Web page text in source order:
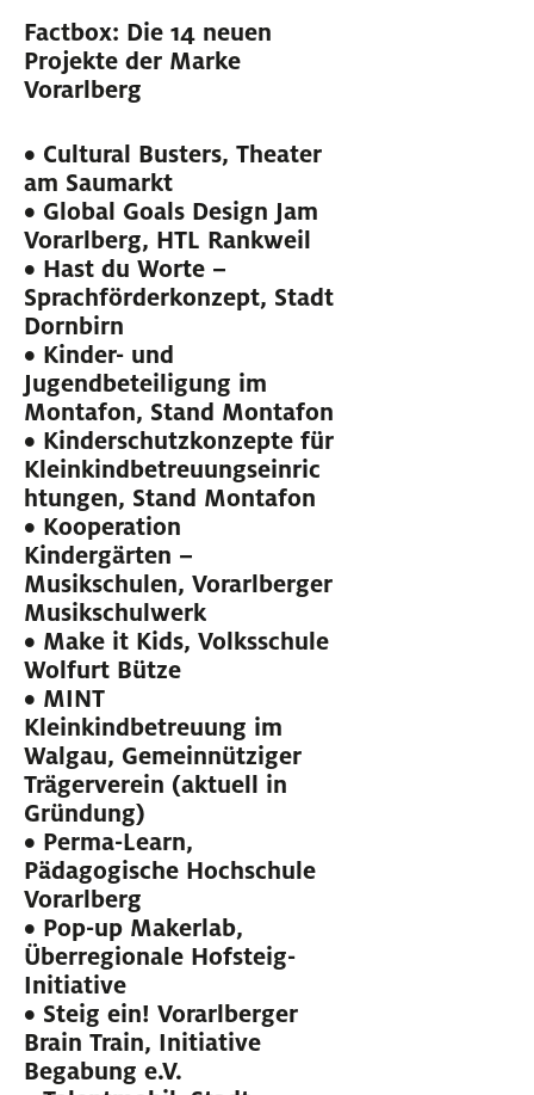
Factbox: Die 14 neuen
Projekte der Marke
Vorarlberg
• Cultural Busters, Theater
am Saumarkt
• Global Goals Design Jam
Vorarlberg, HTL Rankweil
• Hast du Worte –
Sprachförderkonzept, Stadt
Dornbirn
• Kinder- und
Jugendbeteiligung im
Montafon, Stand Montafon
• Kinderschutzkonzepte für
Kleinkindbetreuungseinric
htungen, Stand Montafon
• Kooperation
Kindergärten –
Musikschulen, Vorarlberger
Musikschulwerk
• Make it Kids, Volksschule
Wolfurt Bütze
• MINT
Kleinkindbetreuung im
Walgau, Gemeinnütziger
Trägerverein (aktuell in
Gründung)
• Perma-Learn,
Pädagogische Hochschule
Vorarlberg
• Pop-up Makerlab,
Überregionale Hofsteig-
Initiative
• Steig ein! Vorarlberger
Brain Train, Initiative
Begabung e.V.